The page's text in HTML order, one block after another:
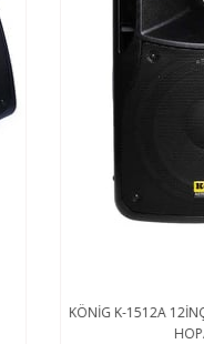
KÖNİG K-1512A